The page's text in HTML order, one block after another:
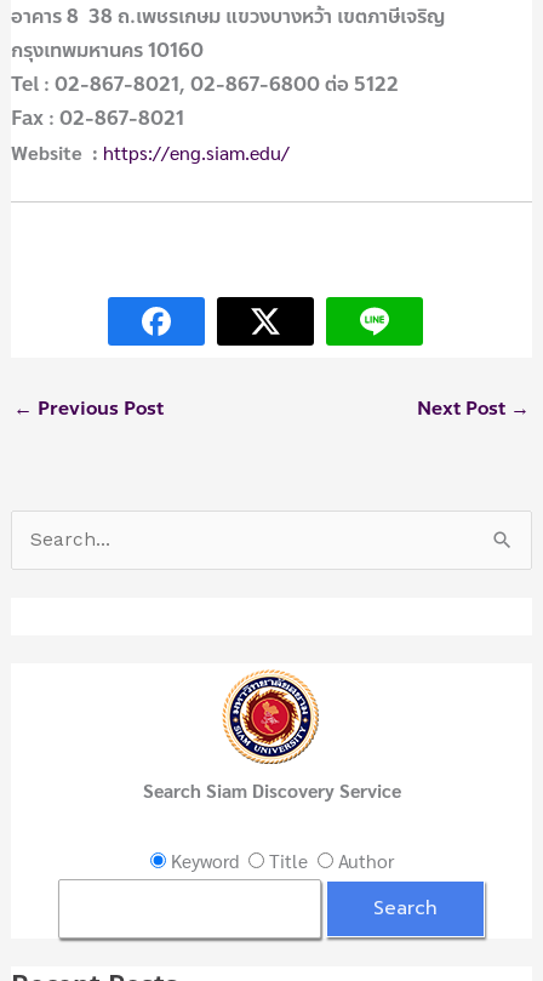
อาคาร 8 38 ถ.เพชรเกษม แขวงบางหว้า เขตภาษีเจริญ
กรุงเทพมหานคร 10160
Tel : 02-867-8021, 02-867-6800 ต่อ 5122
Fax : 02-867-8021
Website : https://eng.siam.edu/
← Previous Post Next Post →
e
Search Siam Discovery Service
Keyword Title Author